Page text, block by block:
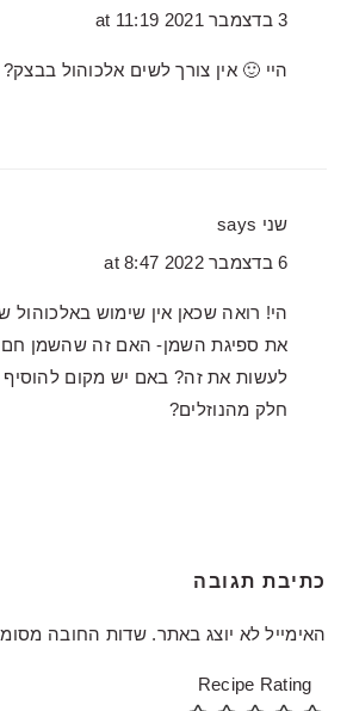
3 בדצמבר 2021 at 11:19
היי 🙂 אין צורך לשים אלכוהול בבצק?
שני says
6 בדצמבר 2022 at 8:47
הי! רואה שכאן אין שימוש באלכוהול
את ספיגת השמן- האם זה שהשמן חם
לעשות את זה? באם יש מקום
חלק מהנוזלים?
כתיבת תגובה
האימייל לא יוצג באתר. שדות החובה
Recipe Rating